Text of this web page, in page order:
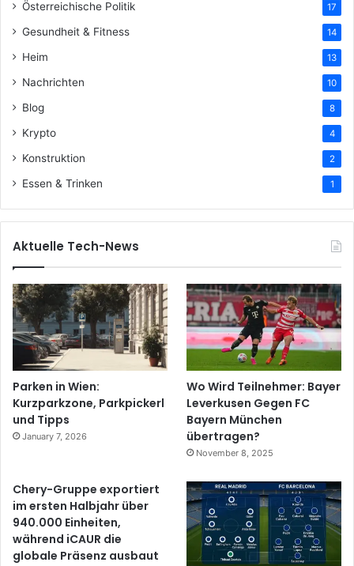
Österreichische Politik 17
Gesundheit & Fitness 14
Heim 13
Nachrichten 10
Blog 8
Krypto 4
Konstruktion 2
Essen & Trinken 1
Aktuelle Tech-News
Parken in Wien:
Kurzparkzone, Parkpickerl
und Tipps
January 7, 2026
Wo Wird Teilnehmer: Bayer
Leverkusen Gegen FC
Bayern München
übertragen?
November 8, 2025
Chery-Gruppe exportiert
im ersten Halbjahr über
940.000 Einheiten,
während iCAUR die
globale Präsenz ausbaut